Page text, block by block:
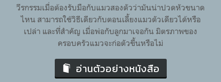
วีรกรรมเมื่อต้องรับมือกับแมวสองตัวว่ามันน่าปวดหัวขนาด
ไหน สามารถใช้วิธีเดียวกับตอนเลี้ยงแมวตัวเดียวได้หรือ
เปล่า และที่สำคัญ เมื่อพ่อกับลูกมาเจอกัน มิตรภาพของ
ครอบครัวแมวจะก่อตัวขึ้นหรือไม่
อ่านตัวอย่างหนังสือ